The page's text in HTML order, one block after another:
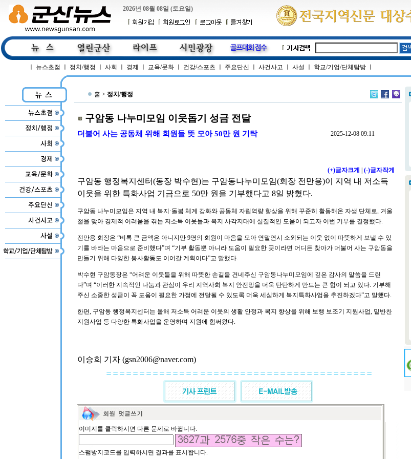
2026년 08월 08일 (토요일)
뉴스초점 정치/행정 사회 경제 교육/문화 건강/스포츠 주요단신 사건사고 사설 학교/기업/단체탐방
홈 > 정치/행정
구암동 나누미모임 이웃돕기 성금 전달
더불어 사는 공동체 위해 회원들 뜻 모아 50만 원 기탁 2025-12-08 09:11
(+)글자크게 (-)글자작게
구암동 행정복지센터(동장 박수현)는 구암동나누미모임(회장 전만용)이 지역 내 저소득
이웃을 위한 특화사업 기금으로 50만 원을 기부했다고 8일 밝혔다.
구암동 나누미모임은 지역 내 복지·돌봄 체계 강화와 공동체 자립역량 향상을 위해 꾸준히 활동해온 자생 단체로, 겨울
철을 맞아 경제적 어려움을 겪는 저소득 이웃들과 복지 사각지대에 실질적인 도움이 되고자 이번 기부를 결정했다.
전만용 회장은 “비록 큰 금액은 아니지만 9명의 회원이 마음을 모아 연말연시 소외되는 이웃 없이 따뜻하게 보낼 수 있
기를 바라는 마음으로 준비했다”며 “기부 활동뿐 아니라 도움이 필요한 곳이라면 어디든 찾아가 더불어 사는 구암동을
만들기 위해 다양한 봉사활동도 이어갈 계획이다”고 말했다.
박수현 구암동장은 “어려운 이웃들을 위해 따뜻한 손길을 건네주신 구암동나누미모임에 깊은 감사의 말씀을 드린
다”며 “이러한 지속적인 나눔과 관심이 우리 지역사회 복지 안전망을 더욱 탄탄하게 만드는 큰 힘이 되고 있다. 기부해
주신 소중한 성금이 꼭 도움이 필요한 가정에 전달될 수 있도록 더욱 세심하게 복지특화사업을 추진하겠다”고 말했다.
한편, 구암동 행정복지센터는 올해 저소득 어려운 이웃의 생활 안정과 복지 향상을 위해 보행 보조기 지원사업, 밑반찬
지원사업 등 다양한 특화사업을 운영하며 지원에 힘써왔다.
이승희 기자 (gsn2006@naver.com)
이미지를 클릭하시면 다른 문제로 바뀝니다.
스팸방지코드를 입력하시면 결과를 표시합니다.